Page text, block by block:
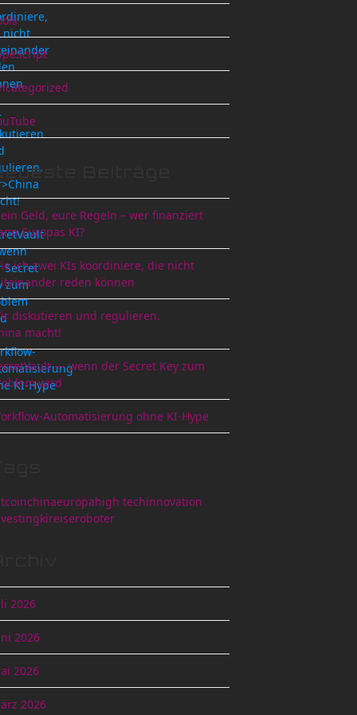
Beiträge
Geld, eure Regeln – wer finanziert
Europas KI?
ich zwei KIs koordiniere, die nicht
reden können
diskutieren und regulieren.
macht!
— wenn der Secret Key zum
wird
Automatisierung ohne KI-Hype
chinaeuropahigh techinnovation
kireiseroboter
2026
2026
2026
2026
nicht
Secret
zum
KI-Hype